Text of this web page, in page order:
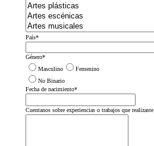
País*
Género*
Masculino
Femenino
No Binario
Fecha de nacimiento*
Cuentanos sobre experiencias o trabajos que realizaste